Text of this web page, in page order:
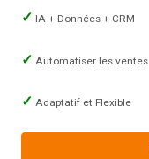
IA + Données + CRM
Automatiser les ventes
Adaptatif et Flexible